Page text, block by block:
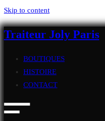
Skip to content
Traiteur Joly Paris
BOUTIQUES
HISTOIRE
CONTACT